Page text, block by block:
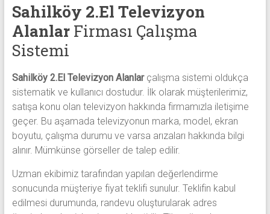
Sahilköy 2.El Televizyon
AlanlarFirması Çalışma
Sistemi
Sahilköy 2.El Televizyon Alanlarçalışma sistemi oldukça
sistematik ve kullanıcı dostudur. İlk olarak müşterilerimiz,
satışa konu olan televizyon hakkında firmamızla iletişime
geçer. Bu aşamada televizyonun marka, model, ekran
boyutu, çalışma durumu ve varsa arızaları hakkında bilgi
alınır. Mümkünse görseller de talep edilir.
Uzman ekibimiz tarafından yapılan değerlendirme
sonucunda müşteriye fiyat teklifi sunulur. Teklifin kabul
edilmesi durumunda, randevu oluşturularak adres